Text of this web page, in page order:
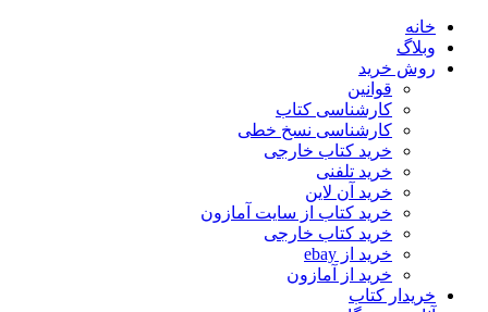
خانه
وبلاگ
روش خرید
قوانین
کارشناسی کتاب
کارشناسی نسخ خطی
خرید کتاب خارجی
خرید تلفنی
خرید آن لاین
خرید کتاب از سایت آمازون
خرید کتاب خارجی
خرید از ebay
خرید از آمازون
خریدار کتاب